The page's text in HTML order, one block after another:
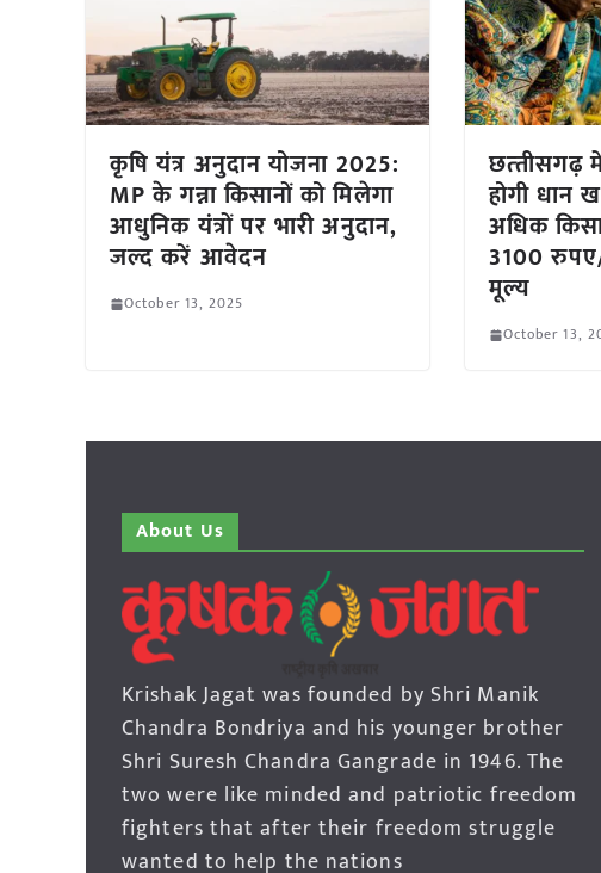
कृषि यंत्र अनुदान योजना 2025:
MP के गन्ना किसानों को मिलेगा
आधुनिक यंत्रों पर भारी अनुदान,
जल्द करें आवेदन
October 13, 2025
छत्‍तीसगढ़
होगी धान
अधिक
3100
मूल्य
October 13,
About Us
Krishak Jagat was founded by Shri Manik
Chandra Bondriya and his younger brother
Shri Suresh Chandra Gangrade in 1946. The
two were like minded and patriotic freedom
fighters that after their freedom struggle
wanted to help the nations